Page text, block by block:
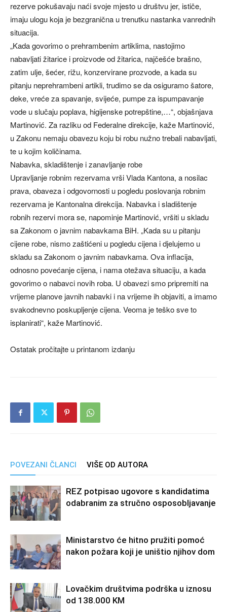
rezerve pokušavaju naći svoje mjesto u društvu jer, ističe,
imaju ulogu koja je bezgranična u trenutku nastanka vanrednih
situacija.
„Kada govorimo o prehrambenim artiklima, nastojimo
nabavljati žitarice i proizvode od žitarica, najčešće brašno,
zatim ulje, šećer, rižu, konzervirane prozvode, a kada su
pitanju neprehrambeni artikli, trudimo se da osiguramo šatore,
deke, vreće za spavanje, svijeće, pumpe za ispumpavanje
vode u slučaju poplava, higijenske potrepštine,…“, objašnjava
Martinović. Za razliku od Federalne direkcije, kaže Martinović,
u Zakonu nemaju obavezu koju bi robu nužno trebali nabavljati,
te u kojim količinama.
Nabavka, skladištenje i zanavljanje robe
Upravljanje robnim rezervama vrši Vlada Kantona, a nosilac
prava, obaveza i odgovornosti u pogledu poslovanja robnim
rezervama je Kantonalna direkcija. Nabavka i sladištenje
robnih rezervi mora se, napominje Martinović, vršiti u skladu
sa Zakonom o javnim nabavkama BiH. „Kada su u pitanju
cijene robe, nismo zaštićeni u pogledu cijena i djelujemo u
skladu sa Zakonom o javnim nabavkama. Ova inflacija,
odnosno povećanje cijena, i nama otežava situaciju, a kada
govorimo o nabavci novih roba. U obavezi smo pripremiti na
vrijeme planove javnih nabavki i na vrijeme ih objaviti, a imamo
svakodnevno poskupljenje cijena. Veoma je teško sve to
isplanirati“, kaže Martinović.
Ostatak pročitajte u printanom izdanju
POVEZANI ČLANCI VIŠE OD AUTORA
REZ potpisao ugovore s kandidatima
odabranim za stručno osposobljavanje
Ministarstvo će hitno pružiti pomoć
nakon požara koji je uništio njihov dom
Lovačkim društvima podrška u iznosu
od 138.000 KM